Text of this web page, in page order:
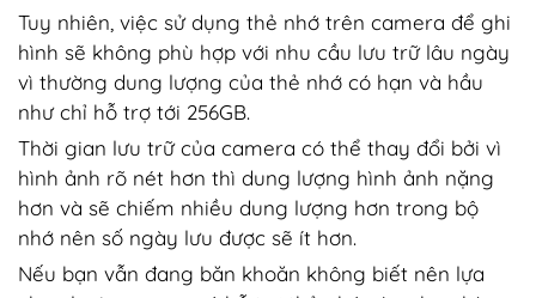
Tuy nhiên, việc sử dụng thẻ nhớ trên camera để ghi
hình sẽ không phù hợp với nhu cầu lưu trữ lâu ngày
vì thường dung lượng của thẻ nhớ có hạn và hầu
như chỉ hỗ trợ tới 256GB.
Thời gian lưu trữ của camera có thể thay đổi bởi vì
hình ảnh rõ nét hơn thì dung lượng hình ảnh nặng
hơn và sẽ chiếm nhiều dung lượng hơn trong bộ
nhớ nên số ngày lưu được sẽ ít hơn.
Nếu bạn vẫn đang băn khoăn không biết nên lựa